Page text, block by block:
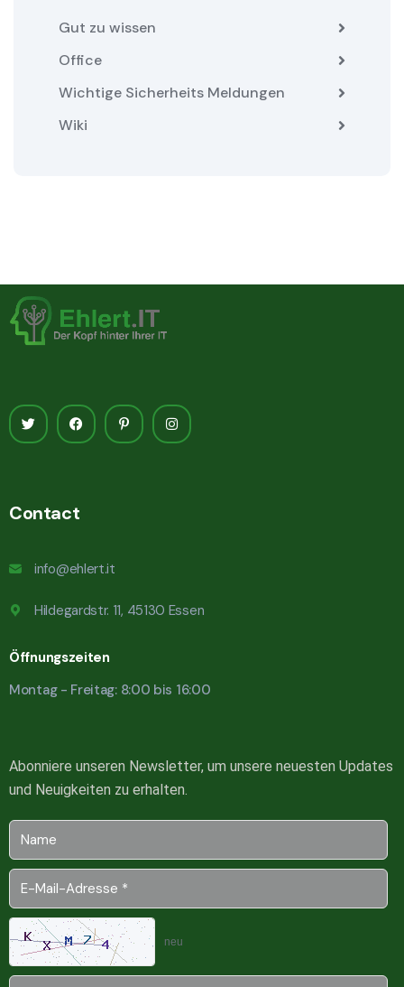
Gut zu wissen
Office
Wichtige Sicherheits Meldungen
Wiki
Contact
info@ehlert.it
Hildegardstr. 11, 45130 Essen
Öffnungszeiten
Montag - Freitag: 8:00 bis 16:00
Abonniere unseren Newsletter, um unsere neuesten Updates
und Neuigkeiten zu erhalten.
neu